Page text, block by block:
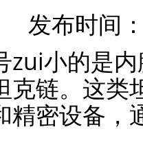
发布时间
zui小的是
克链。这类
精密设备，